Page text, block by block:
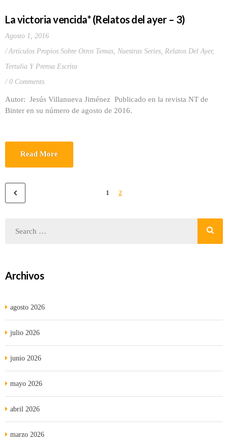
La victoria vencida* (Relatos del ayer – 3)
Agosto 1, 2016
Artículos Propios Sobre Otros Temas, Nuestras Series, Relatos Del Ayer,
Tertulia Y Prensa Escrita
0 Comments
Autor: Jesús Villanueva Jiménez Publicado en la revista NT de
Binter en su número de agosto de 2016.
Read More
1 2
Archivos
agosto 2026
julio 2026
junio 2026
mayo 2026
abril 2026
marzo 2026